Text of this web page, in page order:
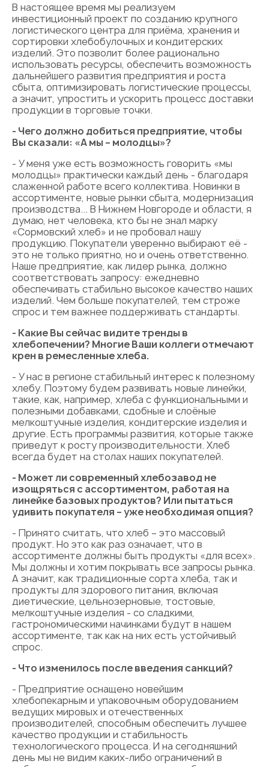
В настоящее время мы реализуем
инвестиционный проект по созданию крупного
логистического центра для приёма, хранения и
сортировки хлебобулочных и кондитерских
изделий. Это позволит более рационально
использовать ресурсы, обеспечить возможность
дальнейшего развития предприятия и роста
сбыта, оптимизировать логистические процессы,
а значит, упростить и ускорить процесс доставки
продукции в торговые точки.
- Чего должно добиться предприятие, чтобы
Вы сказали: «А мы – молодцы»?
- У меня уже есть возможность говорить «мы
молодцы» практически каждый день - благодаря
слаженной работе всего коллектива. Новинки в
ассортименте, новые рынки сбыта, модернизация
производства... В Нижнем Новгороде и области, я
думаю, нет человека, кто бы не знал марку
«Сормовский хлеб» и не пробовал нашу
продукцию. Покупатели уверенно выбирают её -
это не только приятно, но и очень ответственно.
Наше предприятие, как лидер рынка, должно
соответствовать запросу: ежедневно
обеспечивать стабильно высокое качество наших
изделий. Чем больше покупателей, тем строже
спрос и тем важнее поддерживать стандарты.
- Какие Вы сейчас видите тренды в
хлебопечении? Многие Ваши коллеги отмечают
крен в ремесленные хлеба.
- У нас в регионе стабильный интерес к полезному
хлебу. Поэтому будем развивать новые линейки,
такие, как, например, хлеба с функциональными и
полезными добавками, сдобные и слоёные
мелкоштучные изделия, кондитерские изделия и
другие. Есть программы развития, которые также
приведут к росту производительности. Хлеб
всегда будет на столах наших покупателей.
- Может ли современный хлебозавод не
изощряться с ассортиментом, работая на
линейке базовых продуктов? Или пытаться
удивить покупателя – уже необходимая опция?
- Принято считать, что хлеб – это массовый
продукт. Но это как раз означает, что в
ассортименте должны быть продукты «для всех».
Мы должны и хотим покрывать все запросы рынка.
А значит, как традиционные сорта хлеба, так и
продукты для здорового питания, включая
диетические, цельнозерновые, тостовые,
мелкоштучные изделия - со сладкими,
гастрономическими начинками будут в нашем
ассортименте, так как на них есть устойчивый
спрос.
- Что изменилось после введения санкций?
- Предприятие оснащено новейшим
хлебопекарным и упаковочным оборудованием
ведущих мировых и отечественных
производителей, способным обеспечить лучшее
качество продукции и стабильность
технологического процесса. И на сегодняшний
день мы не видим каких-либо ограничений в